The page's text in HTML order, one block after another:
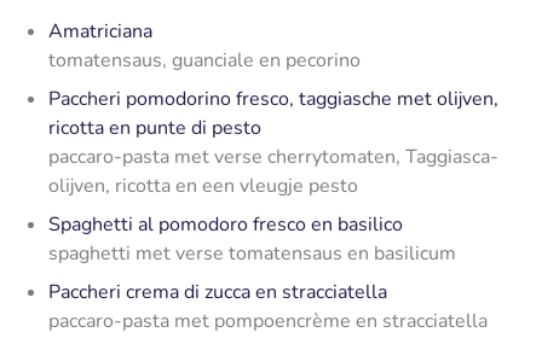
Amatriciana
tomatensaus, guanciale en pecorino
Paccheri pomodorino fresco, taggiasche met olijven,
ricotta en punte di pesto
paccaro-pasta met verse cherrytomaten, Taggiasca-
olijven, ricotta en een vleugje pesto
Spaghetti al pomodoro fresco en basilico
spaghetti met verse tomatensaus en basilicum
Paccheri crema di zucca en stracciatella
paccaro-pasta met pompoencrème en stracciatella